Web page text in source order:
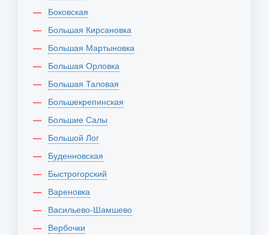
Боковская
Большая Кирсановка
Большая Мартыновка
Большая Орловка
Большая Таловая
Большекрепинская
Большие Салы
Большой Лог
Буденновская
Быстрогорский
Вареновка
Васильево-Шамшево
Вербочки